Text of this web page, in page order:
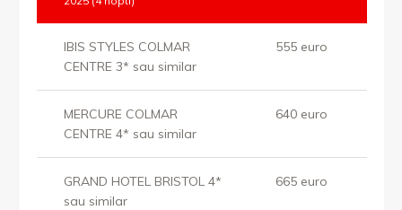
IBIS STYLES COLMAR
CENTRE 3* sau similar
555 euro
MERCURE COLMAR
CENTRE 4* sau similar
640 euro
GRAND HOTEL BRISTOL 4*
sau similar
665 euro